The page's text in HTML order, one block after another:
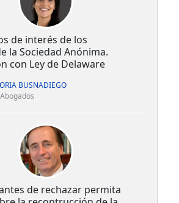
de interés de los
la Sociedad Anónima.
con Ley de Delaware
BUSNADIEGO
de rechazar permita